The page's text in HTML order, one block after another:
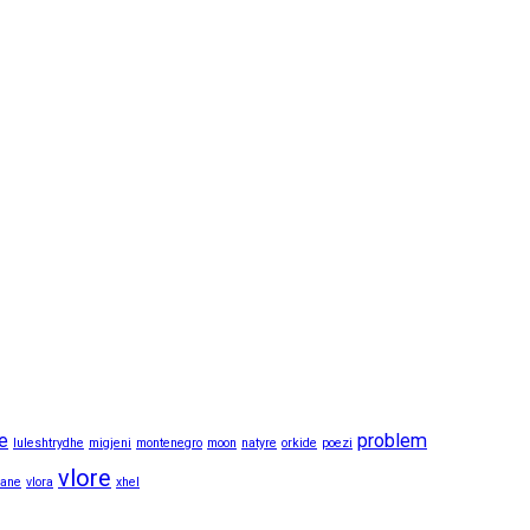
luleshtrydhe migjeni montenegro moon natyre orkide poezi problem
vlora vlore xhel